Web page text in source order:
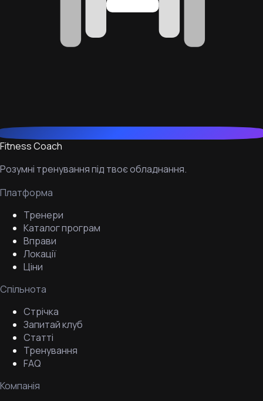
Fitness Coach
Розумні тренування під твоє обладнання.
Платформа
Тренери
Каталог програм
Вправи
Локації
Ціни
Спільнота
Стрічка
Запитай клуб
Статті
Тренування
FAQ
Компанія